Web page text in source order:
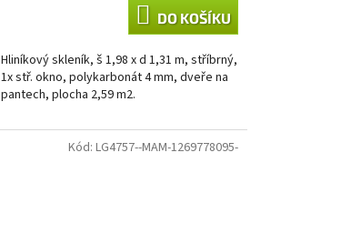
DO KOŠÍKU
Hliníkový skleník, š 1,98 x d 1,31 m, stříbrný,
1x stř. okno, polykarbonát 4 mm, dveře na
pantech, plocha 2,59 m2.
Kód: LG4757--MAM-1269778095-